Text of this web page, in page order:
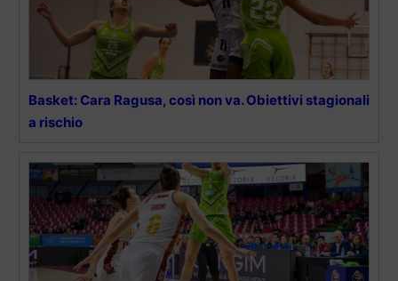
Basket: Cara Ragusa, così non va. Obiettivi stagionali
a rischio